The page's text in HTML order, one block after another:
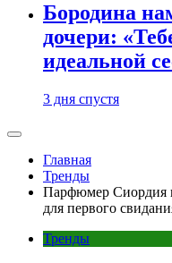
Бородина
дочери:
идеальной
3 дня спустя
Главная
Тренды
Парфюмер Сиордия
для первого
Тренды